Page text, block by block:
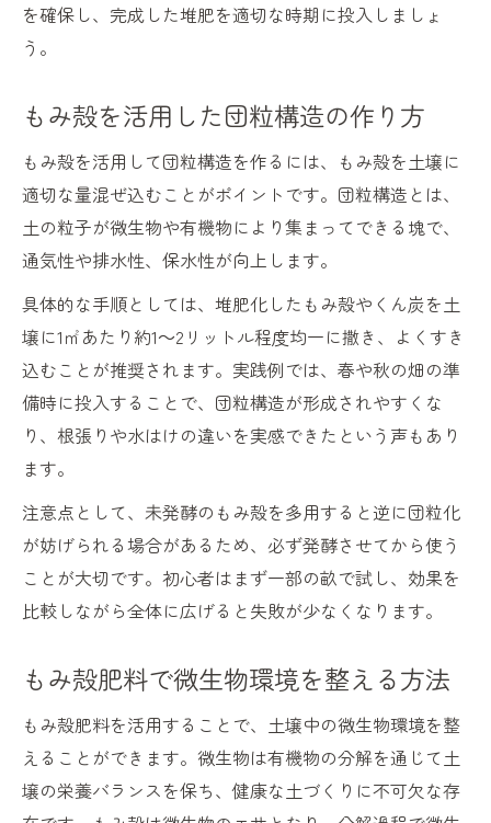
を確保し、完成した堆肥を適切な時期に投入しましょ
う。
もみ殻を活用した団粒構造の作り方
もみ殻を活用して団粒構造を作るには、もみ殻を土壌に
適切な量混ぜ込むことがポイントです。団粒構造とは、
土の粒子が微生物や有機物により集まってできる塊で、
通気性や排水性、保水性が向上します。
具体的な手順としては、堆肥化したもみ殻やくん炭を土
壌に1㎡あたり約1～2リットル程度均一に撒き、よくすき
込むことが推奨されます。実践例では、春や秋の畑の準
備時に投入することで、団粒構造が形成されやすくな
り、根張りや水はけの違いを実感できたという声もあり
ます。
注意点として、未発酵のもみ殻を多用すると逆に団粒化
が妨げられる場合があるため、必ず発酵させてから使う
ことが大切です。初心者はまず一部の畝で試し、効果を
比較しながら全体に広げると失敗が少なくなります。
もみ殻肥料で微生物環境を整える方法
もみ殻肥料を活用することで、土壌中の微生物環境を整
えることができます。微生物は有機物の分解を通じて土
壌の栄養バランスを保ち、健康な土づくりに不可欠な存